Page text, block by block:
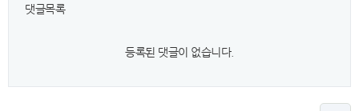
댓글목록
등록된 댓글이 없습니다.